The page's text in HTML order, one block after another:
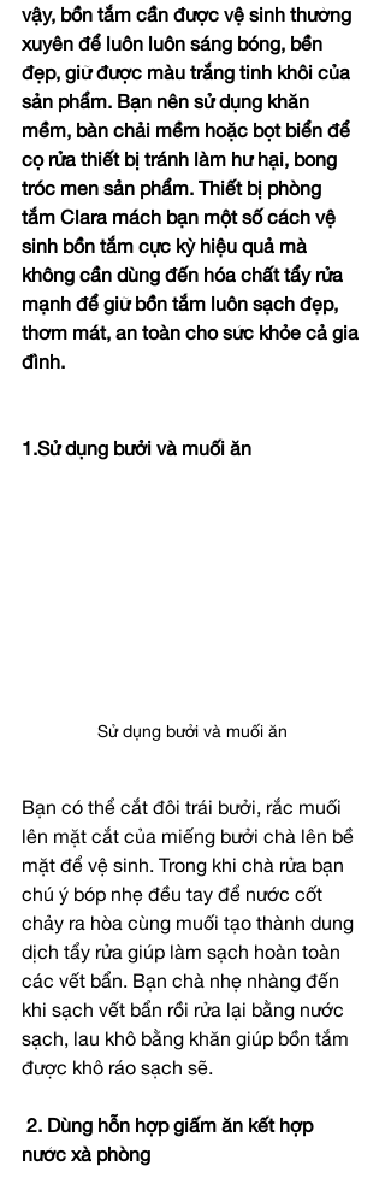
vậy, bồn tắm cần được vệ sinh thường
xuyên để luôn luôn sáng bóng, bền
đẹp, giữ được màu trắng tinh khôi của
sản phẩm. Bạn nên sử dụng khăn
mềm, bàn chải mềm hoặc bọt biển để
cọ rửa thiết bị tránh làm hư hại, bong
tróc men sản phẩm. Thiết bị phòng
tắm Clara mách bạn một số cách vệ
sinh bồn tắm cực kỳ hiệu quả mà
không cần dùng đến hóa chất tẩy rửa
mạnh để giữ bồn tắm luôn sạch đẹp,
thơm mát, an toàn cho sức khỏe cả gia
đình.
1.Sử dụng bưởi và muối ăn
Sử dụng bưởi và muối ăn
Bạn có thể cắt đôi trái bưởi, rắc muối
lên mặt cắt của miếng bưởi chà lên bề
mặt để vệ sinh. Trong khi chà rửa bạn
chú ý bóp nhẹ đều tay để nước cốt
chảy ra hòa cùng muối tạo thành dung
dịch tẩy rửa giúp làm sạch hoàn toàn
các vết bẩn. Bạn chà nhẹ nhàng đến
khi sạch vết bẩn rồi rửa lại bằng nước
sạch, lau khô bằng khăn giúp bồn tắm
được khô ráo sạch sẽ.
2. Dùng hỗn hợp giấm ăn kết hợp
nước xà phòng